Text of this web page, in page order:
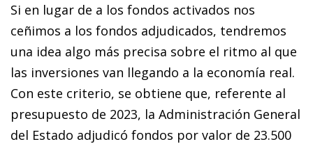
Si en lugar de a los fondos activados nos
ceñimos a los fondos adjudicados, tendremos
una idea algo más precisa sobre el ritmo al que
las inversiones van llegando a la economía real.
Con este criterio, se obtiene que, referente al
presupuesto de 2023, la Administración General
del Estado adjudicó fondos por valor de 23.500